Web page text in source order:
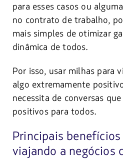
para esses casos ou
no contrato de trabalho,
mais simples de otimizar
dinâmica de todos.
Por isso, usar milhas para
algo extremamente
necessita de conversas
positivos para todos.
Principais
viajando a negócios